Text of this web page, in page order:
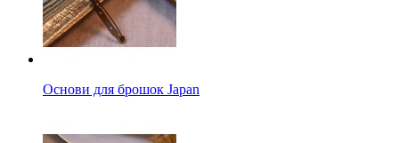
Основи для брошок Japan